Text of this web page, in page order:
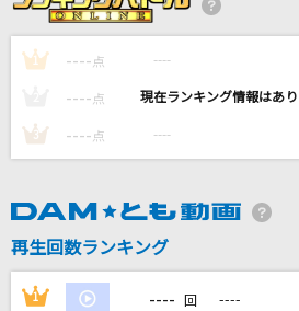
[生音]晴る
ヨルシカ
もっと見る
DAMの新曲・ランキン
DAMに会員登録・ログイ
1 ---- 点 ----
---- 点 ----
3 ---- 点 ----
再生回数ランキング
1 ---- 回 ----